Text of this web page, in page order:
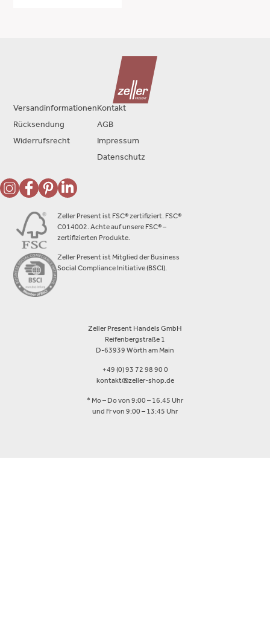
Zeller Present ist FSC® zertifiziert. FSC®
C014002. Achte auf unsere FSC® –
zertifizierten Produkte.
Zeller Present ist Mitglied der Business
Social Compliance Initiative (BSCI).
Zeller Present Handels GmbH
Reifenbergstraße 1
D-63939 Wörth am Main
+49 (0) 93 72 98 90 0
kontakt@zeller-shop.de
* Mo – Do von 9:00 – 16.45 Uhr
und Fr von 9:00 – 13:45 Uhr
Versandinformationen
Rücksendung
Widerrufsrecht
Kontakt
AGB
Impressum
Datenschutz